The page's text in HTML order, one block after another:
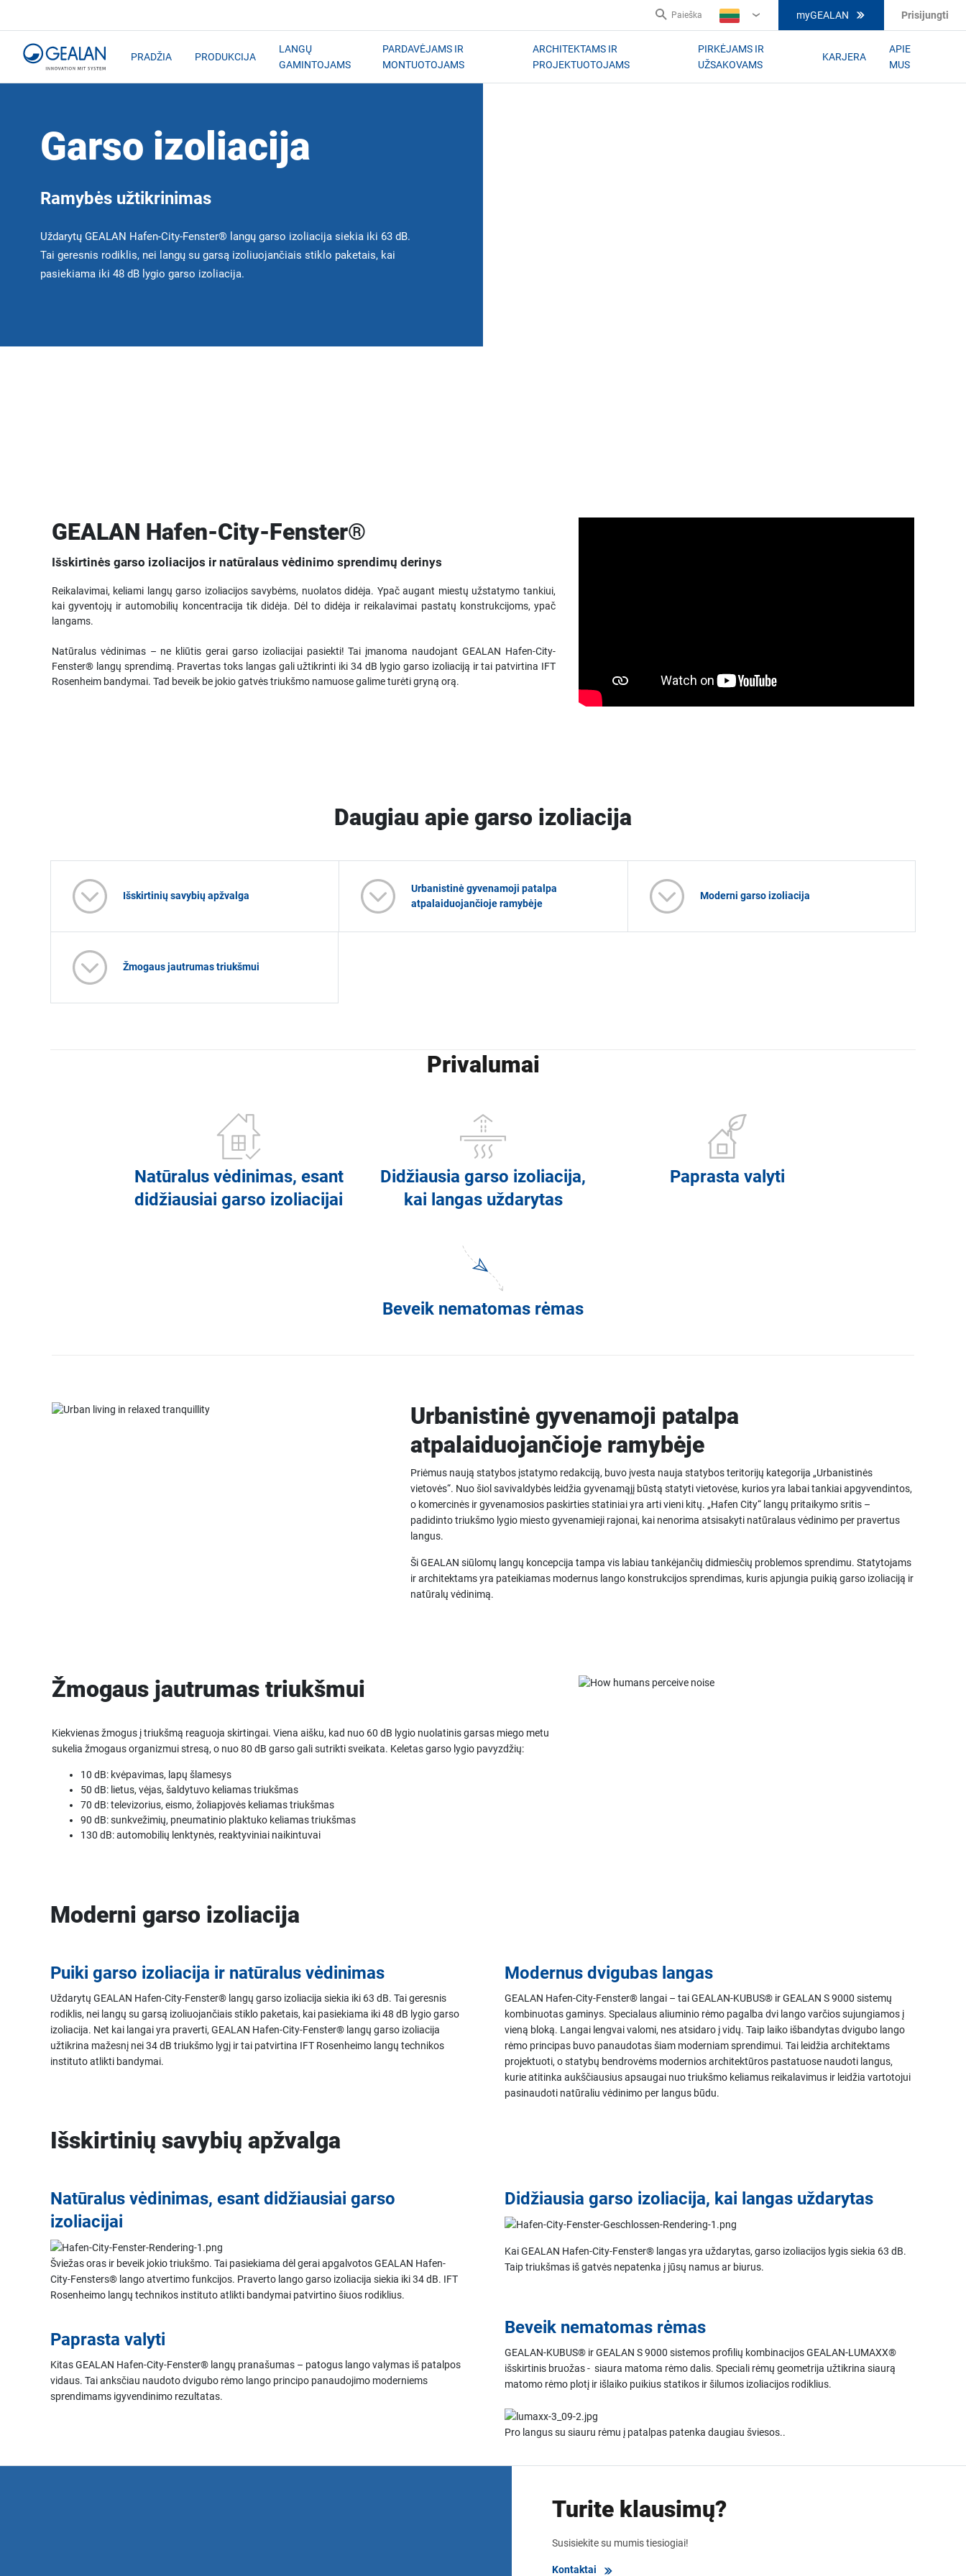
Paieška
LT
myGEALAN Prisijungti
PRADŽIA PRODUKCIJA
LANGŲ
GAMINTOJAMS
PARDAVĖJAMS IR
MONTUOTOJAMS
ARCHITEKTAMS IR
PROJEKTUOTOJAMS
PIRKĖJAMS IR
UŽSAKOVAMS
KARJERA
APIE
MUS
Garso izoliacija
Ramybės užtikrinimas
Uždarytų GEALAN Hafen-City-Fenster® langų garso izoliacija siekia iki 63 dB.
Tai geresnis rodiklis, nei langų su garsą izoliuojančiais stiklo paketais, kai
pasiekiama iki 48 dB lygio garso izoliacija.
GEALAN Hafen-City-Fenster®
Išskirtinės garso izoliacijos ir natūralaus vėdinimo sprendimų derinys
Reikalavimai, keliami langų garso izoliacijos savybėms, nuolatos didėja. Ypač augant miestų užstatymo tankiui,
kai gyventojų ir automobilių koncentracija tik didėja. Dėl to didėja ir reikalavimai pastatų konstrukcijoms, ypač
langams.
Natūralus vėdinimas – ne kliūtis gerai garso izoliacijai pasiekti! Tai įmanoma naudojant GEALAN Hafen-City-
Fenster® langų sprendimą. Pravertas toks langas gali užtikrinti iki 34 dB lygio garso izoliaciją ir tai patvirtina IFT
Rosenheim bandymai. Tad beveik be jokio gatvės triukšmo namuose galime turėti gryną orą.
Daugiau apie garso izoliacija
Išskirtinių savybių apžvalga
Urbanistinė gyvenamoji patalpa
atpalaiduojančioje ramybėje
Moderni garso izoliacija
Žmogaus jautrumas triukšmui
Privalumai
Natūralus vėdinimas, esant
didžiausiai garso izoliacijai
Didžiausia garso izoliacija,
kai langas uždarytas
Paprasta valyti
Beveik nematomas rėmas
Urbanistinė gyvenamoji patalpa
atpalaiduojančioje ramybėje
Priėmus naują statybos įstatymo redakciją, buvo įvesta nauja statybos teritorijų kategorija „Urbanistinės
vietovės“. Nuo šiol savivaldybės leidžia gyvenamąjį būstą statyti vietovėse, kurios yra labai tankiai apgyvendintos,
o komercinės ir gyvenamosios paskirties statiniai yra arti vieni kitų. „Hafen City“ langų pritaikymo sritis –
padidinto triukšmo lygio miesto gyvenamieji rajonai, kai nenorima atsisakyti natūralaus vėdinimo per pravertus
langus.
Ši GEALAN siūlomų langų koncepcija tampa vis labiau tankėjančių didmiesčių problemos sprendimu. Statytojams
ir architektams yra pateikiamas modernus lango konstrukcijos sprendimas, kuris apjungia puikią garso izoliaciją ir
natūralų vėdinimą.
Žmogaus jautrumas triukšmui
Kiekvienas žmogus į triukšmą reaguoja skirtingai. Viena aišku, kad nuo 60 dB lygio nuolatinis garsas miego metu
sukelia žmogaus organizmui stresą, o nuo 80 dB garso gali sutrikti sveikata. Keletas garso lygio pavyzdžių:
10 dB: kvėpavimas, lapų šlamesys
50 dB: lietus, vėjas, šaldytuvo keliamas triukšmas
70 dB: televizorius, eismo, žoliapjovės keliamas triukšmas
90 dB: sunkvežimių, pneumatinio plaktuko keliamas triukšmas
130 dB: automobilių lenktynės, reaktyviniai naikintuvai
Moderni garso izoliacija
Puiki garso izoliacija ir natūralus vėdinimas
Uždarytų GEALAN Hafen-City-Fenster® langų garso izoliacija siekia iki 63 dB. Tai geresnis
rodiklis, nei langų su garsą izoliuojančiais stiklo paketais, kai pasiekiama iki 48 dB lygio garso
izoliacija. Net kai langai yra praverti, GEALAN Hafen-City-Fenster® langų garso izoliacija
užtikrina mažesnį nei 34 dB triukšmo lygį ir tai patvirtina IFT Rosenheimo langų technikos
instituto atlikti bandymai.
Modernus dvigubas langas
GEALAN Hafen-City-Fenster® langai – tai GEALAN-KUBUS® ir GEALAN S 9000 sistemų
kombinuotas gaminys. Specialaus aliuminio rėmo pagalba dvi lango varčios sujungiamos į
vieną bloką. Langai lengvai valomi, nes atsidaro į vidų. Taip laiko išbandytas dvigubo lango
rėmo principas buvo panaudotas šiam moderniam sprendimui. Tai leidžia architektams
projektuoti, o statybų bendrovėms modernios architektūros pastatuose naudoti langus,
kurie atitinka aukščiausius apsaugai nuo triukšmo keliamus reikalavimus ir leidžia vartotojui
pasinaudoti natūraliu vėdinimo per langus būdu.
Išskirtinių savybių apžvalga
Natūralus vėdinimas, esant didžiausiai garso
izoliacijai
Šviežas oras ir beveik jokio triukšmo. Tai pasiekiama dėl gerai apgalvotos GEALAN Hafen-
City-Fensters® lango atvertimo funkcijos. Praverto lango garso izoliacija siekia iki 34 dB. IFT
Rosenheimo langų technikos instituto atlikti bandymai patvirtino šiuos rodiklius.
Paprasta valyti
Kitas GEALAN Hafen-City-Fenster® langų pranašumas ­– patogus lango valymas iš patalpos
vidaus. Tai anksčiau naudoto dvigubo rėmo lango principo panaudojimo moderniems
sprendimams igyvendinimo rezultatas.
Didžiausia garso izoliacija, kai langas uždarytas
Kai GEALAN Hafen-City-Fenster® langas yra uždarytas, garso izoliacijos lygis siekia 63 dB.
Taip triukšmas iš gatvės nepatenka į jūsų namus ar biurus.
Beveik nematomas rėmas
GEALAN-KUBUS® ir GEALAN S 9000 sistemos profilių kombinacijos GEALAN-LUMAXX®
išskirtinis bruožas - siaura matoma rėmo dalis. Speciali rėmų geometrija užtikrina siaurą
matomo rėmo plotį ir išlaiko puikius statikos ir šilumos izoliacijos rodiklius.
Pro langus su siauru rėmu į patalpas patenka daugiau šviesos..
Turite klausimų?
Susisiekite su mumis tiesiogiai!
Kontaktai